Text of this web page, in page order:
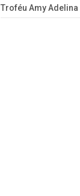
Troféu Amy Adelina